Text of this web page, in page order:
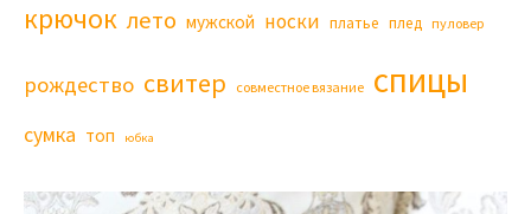
крючок лето мужской носки платье плед пуловер
рождество свитер совместное вязание спицы
сумка топ юбка